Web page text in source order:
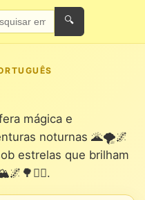
🔍
mágica e
noturnas 🌋🌪️🌌
estrelas que brilham